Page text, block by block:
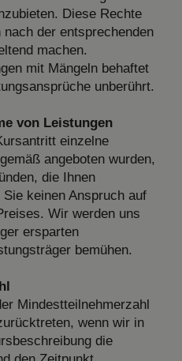
Diese Rechte
der entsprechenden
machen.
mit Mängeln behaftet
unberührt.
von Leistungen
einzelne
angeboten wurden,
die Ihnen
keinen Anspruch auf
Wir werden uns
ersparten
bemühen.
Mindestteilnehmerzahl
wenn wir in
die